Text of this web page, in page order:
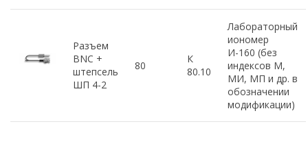
Разъем
BNC +
штепсель
ШП 4-2
80
К
80.10
Лабораторный
иономер
И-160 (без
индексов М,
МИ, МП и др. в
обозначении
модификации)